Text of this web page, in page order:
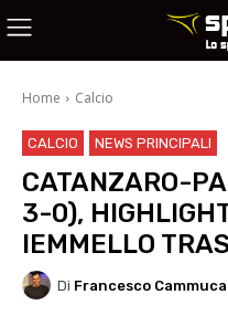
Home Calcio
CALCIO NEWS PRINCIPALI
CATANZARO-
3-0),
IEMMELLO
Di Francesco Cammuca